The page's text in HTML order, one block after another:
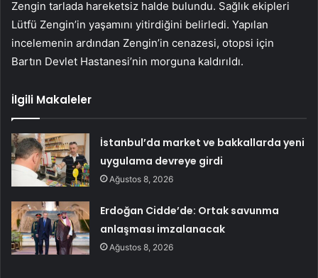
Zengin tarlada hareketsiz halde bulundu. Sağlık ekipleri
Lütfü Zengin’in yaşamını yitirdiğini belirledi. Yapılan
incelemenin ardından Zengin’in cenazesi, otopsi için
Bartın Devlet Hastanesi’nin morguna kaldırıldı.
İlgili Makaleler
İstanbul’da market ve bakkallarda yeni
uygulama devreye girdi
Ağustos 8, 2026
Erdoğan Cidde’de: Ortak savunma
anlaşması imzalanacak
Ağustos 8, 2026